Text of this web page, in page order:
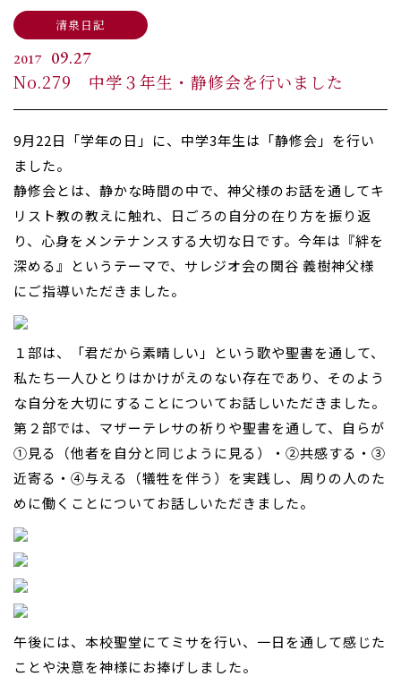
清泉日記
2017 09.27
No.279 中学３年生・静修会を行いました
9月22日「学年の日」に、中学3年生は「静修会」を行い
ました。
静修会とは、静かな時間の中で、神父様のお話を通してキ
リスト教の教えに触れ、日ごろの自分の在り方を振り返
り、心身をメンテナンスする大切な日です。今年は『絆を
深める』というテーマで、サレジオ会の関谷 義樹神父様
にご指導いただきました。
１部は、「君だから素晴しい」という歌や聖書を通して、
私たち一人ひとりはかけがえのない存在であり、そのよう
な自分を大切にすることについてお話しいただきました。
第２部では、マザーテレサの祈りや聖書を通して、自らが
①見る（他者を自分と同じように見る）・②共感する・③
近寄る・④与える（犠牲を伴う）を実践し、周りの人のた
めに働くことについてお話しいただきました。
午後には、本校聖堂にてミサを行い、一日を通して感じた
ことや決意を神様にお捧げしました。